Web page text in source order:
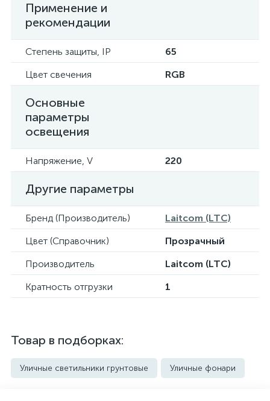
Применение и
рекомендации
Степень защиты, IP
65
Цвет свечения
RGB
Основные
параметры
освещения
Напряжение, V 220
Другие параметры
Бренд (Производитель)
Laitcom (LTC)
Цвет (Справочник)
Прозрачный
Производитель
Laitcom (LTC)
Кратность отгрузки
1
Товар в подборках:
Уличные светильники грунтовые Уличные фонари